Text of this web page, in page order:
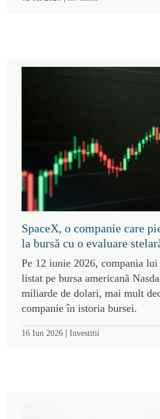
SpaceX, o companie care
la bursă cu o evaluare
Pe 12 iunie 2026, compania
listat pe bursa americană
miliarde de dolari, mai mult
companie în istoria bursei.
16 Iun 2026 | Investitii